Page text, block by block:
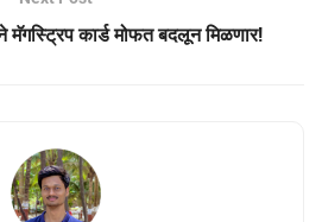
कार्ड मोफत बदलून मिळणार!